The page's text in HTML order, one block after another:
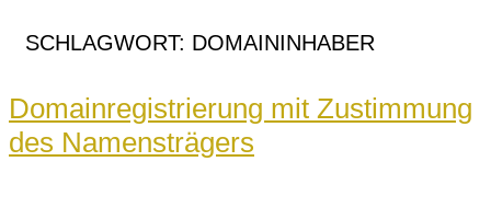
SCHLAGWORT: DOMAININHABER
Domainregistrierung mit Zustimmung
des Namensträgers